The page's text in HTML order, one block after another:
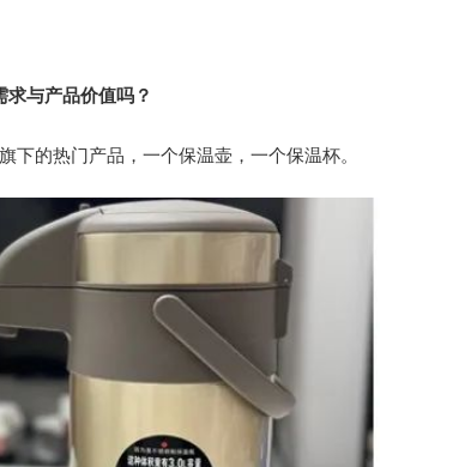
与产品价值吗？
的热门产品，一个保温壶，一个保温杯。